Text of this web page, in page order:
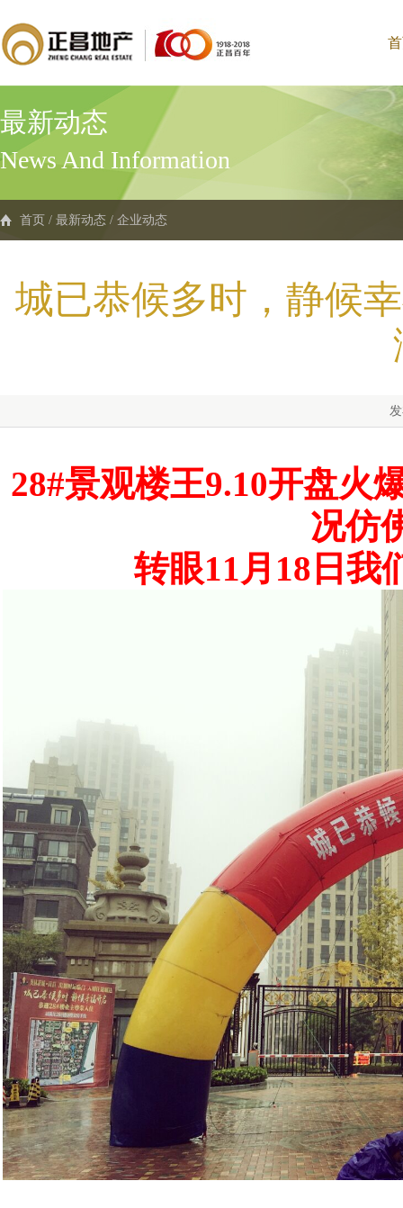
最新动态
News And Information
首页 / 最新动态 / 企业动态
城已恭候多时，静候
28#景观楼王9.10开盘火
况仿
转眼11月18日我